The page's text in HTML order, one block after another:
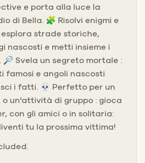
e porta alla luce la
di Bella. 🧩 Risolvi enigmi e
strade storiche,
nascosti e metti insieme i
🔎 Svela un segreto mortale :
famosi e angoli nascosti
i fatti. 💀 Perfetto per un
o un'attività di gruppo : gioca
con gli amici o in solitaria:
tu la prossima vittima!